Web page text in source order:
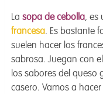
La sopa de cebolla, es
francesa. Es bastante
suelen hacer los
sabrosa. Juegan con
los sabores del queso
casero. Vamos a